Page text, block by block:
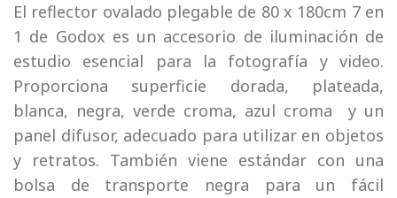
El reflector ovalado plegable de 80 x 180cm 7 en
1 de Godox es un accesorio de iluminación de
estudio esencial para la fotografía y video.
Proporciona superficie dorada, plateada,
blanca, negra, verde croma, azul croma y un
panel difusor, adecuado para utilizar en objetos
y retratos. También viene estándar con una
bolsa de transporte negra para un fácil